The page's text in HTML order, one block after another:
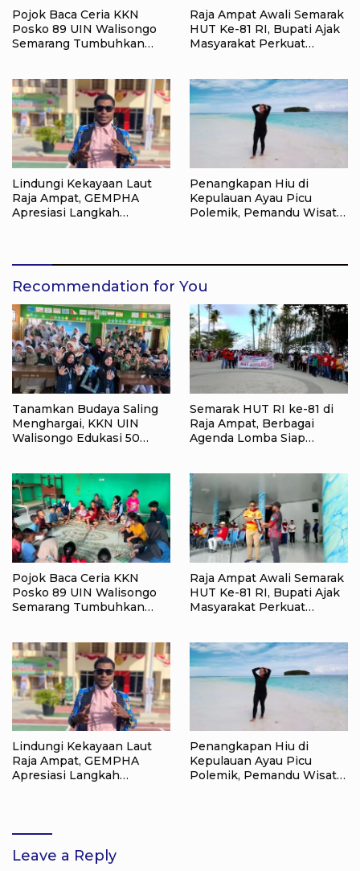
Pojok Baca Ceria KKN
Posko 89 UIN Walisongo
Semarang Tumbuhkan
Raja Ampat Awali Semarak
HUT Ke-81 RI, Bupati Ajak
Masyarakat Perkuat
Lindungi Kekayaan Laut
Raja Ampat, GEMPHA
Apresiasi Langkah
Penangkapan Hiu di
Kepulauan Ayau Picu
Polemik, Pemandu Wisata:
Recommendation for You
Tanamkan Budaya Saling
Menghargai, KKN UIN
Walisongo Edukasi 50
Semarak HUT RI ke-81 di
Raja Ampat, Berbagai
Agenda Lomba Siap
Pojok Baca Ceria KKN
Posko 89 UIN Walisongo
Semarang Tumbuhkan
Raja Ampat Awali Semarak
HUT Ke-81 RI, Bupati Ajak
Masyarakat Perkuat
Lindungi Kekayaan Laut
Raja Ampat, GEMPHA
Apresiasi Langkah
Penangkapan Hiu di
Kepulauan Ayau Picu
Polemik, Pemandu Wisata:
Leave a Reply